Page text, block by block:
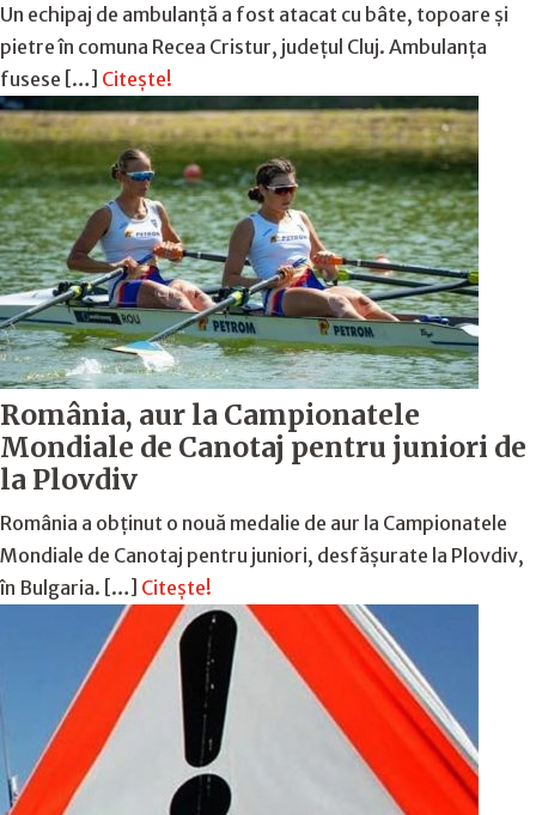
Un echipaj de ambulanță a fost atacat cu bâte, topoare și
pietre în comuna Recea Cristur, județul Cluj. Ambulanța
fusese […] Citește!
România, aur la Campionatele
Mondiale de Canotaj pentru juniori de
la Plovdiv
România a obținut o nouă medalie de aur la Campionatele
Mondiale de Canotaj pentru juniori, desfășurate la Plovdiv,
în Bulgaria. […] Citește!